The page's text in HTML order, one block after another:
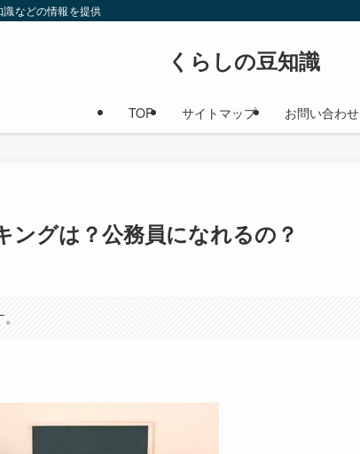
などの情報を提供
くらしの豆知識
TOP サイトマップ お問い合わせ
グは？公務員になれるの？